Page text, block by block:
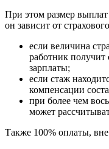
При этом размер выплат
он зависит от
если величина
работник получит
зарплаты;
если стаж
компенсации
при более чем
может
Также 100% оплаты, вне